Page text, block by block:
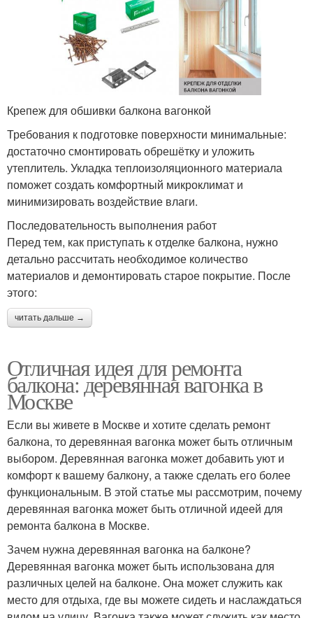
Крепеж для обшивки балкона вагонкой
Требования к подготовке поверхности минимальные:
достаточно смонтировать обрешётку и уложить
утеплитель. Укладка теплоизоляционного материала
поможет создать комфортный микроклимат и
минимизировать воздействие влаги.
Последовательность выполнения работ
Перед тем, как приступать к отделке балкона, нужно
детально рассчитать необходимое количество
материалов и демонтировать старое покрытие. После
этого:
читать дальше →
Отличная идея для ремонта
балкона: деревянная вагонка в
Москве
Если вы живете в Москве и хотите сделать ремонт
балкона, то деревянная вагонка может быть отличным
выбором. Деревянная вагонка может добавить уют и
комфорт к вашему балкону, а также сделать его более
функциональным. В этой статье мы рассмотрим, почему
деревянная вагонка может быть отличной идеей для
ремонта балкона в Москве.
Зачем нужна деревянная вагонка на балконе?
Деревянная вагонка может быть использована для
различных целей на балконе. Она может служить как
место для отдыха, где вы можете сидеть и наслаждаться